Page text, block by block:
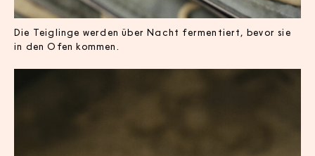
Die Teiglinge werden über Nacht fermentiert, bevor sie
in den Ofen kommen.